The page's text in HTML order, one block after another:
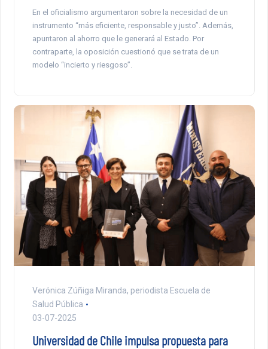
En el oficialismo argumentaron sobre la necesidad de un
instrumento “más eficiente, responsable y justo”. Además,
apuntaron al ahorro que le generará al Estado. Por
contraparte, la oposición cuestionó que se trata de un
modelo “incierto y riesgoso”.
Verónica Zúñiga Miranda, periodista Escuela de
Salud Pública
03-07-2025
Universidad de Chile impulsa propuesta para